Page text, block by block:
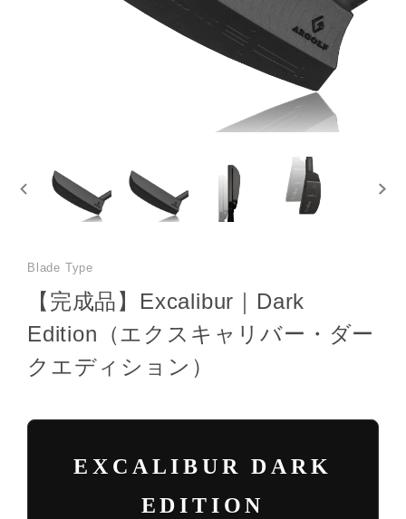
Blade Type
【完成品】Excalibur｜Dark
Edition（エクスキャリバー・ダー
クエディション）
EXCALIBUR DARK
EDITION